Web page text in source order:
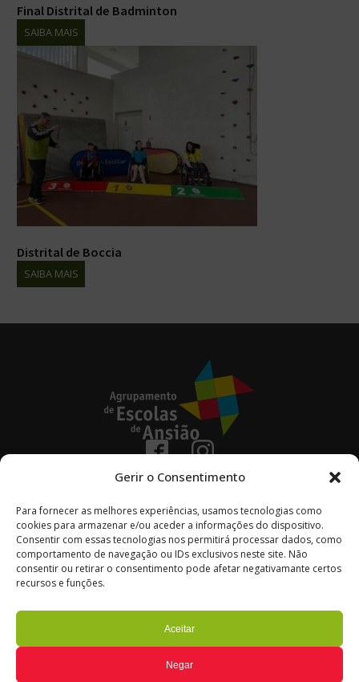
Gerir o Consentimento
Para fornecer as melhores experiências, usamos tecnologias como
cookies para armazenar e/ou aceder a informações do dispositivo.
Consentir com essas tecnologias nos permitirá processar dados, como
comportamento de navegação ou IDs exclusivos neste site. Não
consentir ou retirar o consentimento pode afetar negativamante certos
recursos e funções.
Aceitar
Negar
Final Distrital de Badminton
SAIBA MAIS
Distrital de Boccia
SAIBA MAIS
236 670 100
Avenida Coronel Vitorino Henriques Godinho
3240-154 – Ansião
Portugal
Termos de Utilização
Política de Privacidade e Cookies
Gerir o consentimento